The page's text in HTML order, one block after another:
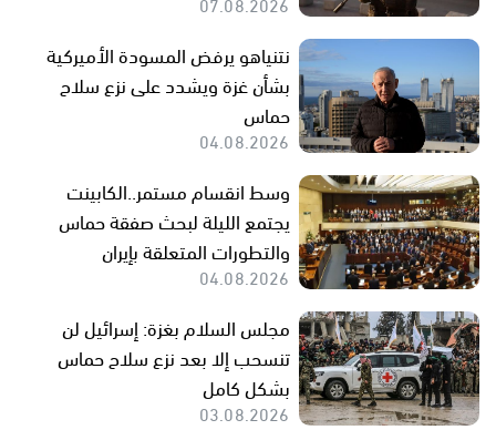
نتنياهو يرفض المسودة الأميركية
بشأن غزة ويشدد على نزع سلاح
حماس
04.08.2026
وسط انقسام مستمر..الكابينت
يجتمع الليلة لبحث صفقة حماس
والتطورات المتعلقة بإيران
04.08.2026
مجلس السلام بغزة: إسرائيل لن
تنسحب إلا بعد نزع سلاح حماس
بشكل كامل
03.08.2026